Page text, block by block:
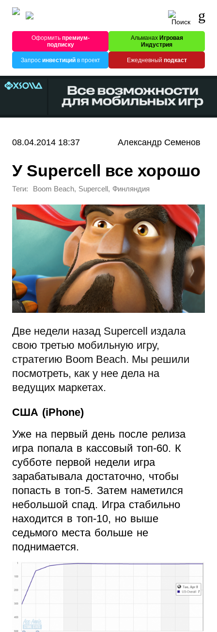
Оформитьпремиум-
подписку
Альманах Игровая
Индустрия
Запрос инвестицийв проект Ежедневный подкаст
08.04.2014 18:37 Александр Семенов
У Supercell все хорошо
Теги: Boom Beach, Supercell , Финляндия
Две недели назад Supercell издала
свою третью мобильную игру,
стратегию Boom Beach. Мы решили
посмотреть, как у нее дела на
ведущих маркетах.
США (iPhone)
Уже на первый день после релиза
игра попала в кассовый топ-60. К
субботе первой недели игра
зарабатывала достаточно, чтобы
попасть в топ-5. Затем наметился
небольшой спад. Игра стабильно
находится в топ-10, но выше
седьмого места больше не
поднимается.